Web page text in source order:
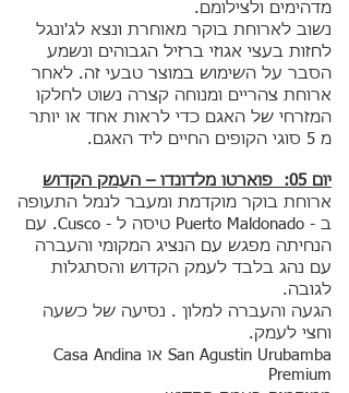
מדהימים ולצילומם.
נשוב לארוחת בוקר מאוחרת ונצא לג'ונגל
לחזות בעצי אגוזי ברזיל הגבוהים ונשמע
הסבר על השימוש במוצר טבעי זה. לאחר
ארוחת צהריים ומנוחה קצרה נשוט לחלקו
המזרחי של האגם כדי לראות אחד או יותר
מ 5 סוגי הקופים החיים ליד האגם.
יום 05: פוארטו מלדונדו – העמק הקדוש
ארוחת בוקר מוקדמת ומעבר לנמל התעופה
ב - Puerto Maldonado טיסה ל - Cusco. עם
הנחיתה מפגש עם הנציג המקומי והעברה
עם נהג בלבד לעמק הקדוש והסתגלות
לגובה.
הגעה והעברה למלון . נסיעה של כשעה
וחצי לעמק.
San Agustin Urubamba או Casa Andina
Premium